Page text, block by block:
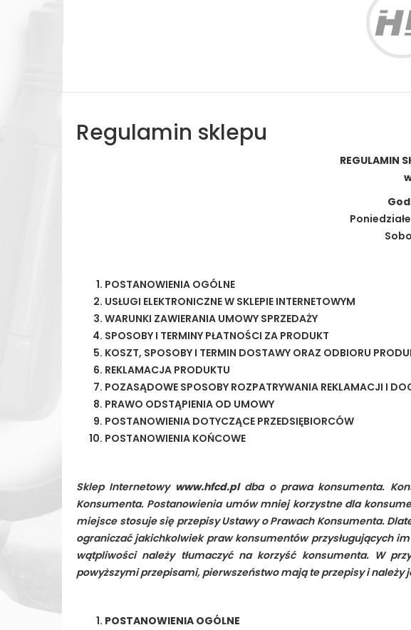
Regulamin sklepu
REGULAMIN
POSTANOWIENIA OGÓLNE
USŁUGI ELEKTRONICZNE W SKLEPIE INTERNETOWYM
WARUNKI ZAWIERANIA UMOWY SPRZEDAŻY
SPOSOBY I TERMINY PŁATNOŚCI ZA PRODUKT
KOSZT, SPOSOBY I TERMIN DOSTAWY ORAZ ODBIORU
REKLAMACJA PRODUKTU
POZASĄDOWE SPOSOBY ROZPATRYWANIA REKLAMACJI I
PRAWO ODSTĄPIENIA OD UMOWY
POSTANOWIENIA DOTYCZĄCE PRZEDSIĘBIORCÓW
POSTANOWIENIA KOŃCOWE
Sklep Internetowy www.hfcd.pldba o prawa konsumenta.
Konsumenta. Postanowienia umów mniej korzystne dla
miejsce stosuje się przepisy Ustawy o Prawach Konsumenta.
ograniczać jakichkolwiek praw konsumentów przysługujących
wątpliwości należy tłumaczyć na korzyść konsumenta. W
powyższymi przepisami, pierwszeństwo mają te przepisy i należy
POSTANOWIENIA OGÓLNE